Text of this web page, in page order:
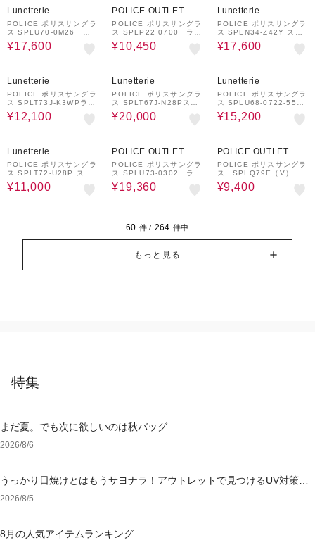
Lunetterie
POLICE ポリスサングラ
ス SPLU70-0M26 ヘ
キサゴンシェイプ
¥17,600
POLICE OUTLET
POLICE ポリスサングラ
ス SPLP22 0700 ラウ
ンドシェイプ
¥10,450
Lunetterie
POLICE ポリスサングラ
ス SPLN34-Z42Y スク
エアシェイプ
¥17,600
Lunetterie
POLICE ポリスサングラ
ス SPLT73J-K3WPラウ
ンド・シェイプ偏光サン
グラス
¥12,100
Lunetterie
POLICE ポリスサングラ
ス SPLT67J-N28Pスク
エア・シェイプ偏光サン
グラス
¥20,000
Lunetterie
POLICE ポリスサングラ
ス SPLU68-0722-55
スクエアシェイプ
¥15,200
Lunetterie
POLICE ポリスサングラ
ス SPLT72-U28P スク
エアシェイプ偏光サング
ラス
¥11,000
POLICE OUTLET
POLICE ポリスサングラ
ス SPLU73-0302 ラウ
ンドシェイプ
¥19,360
POLICE OUTLET
POLICE ポリスサングラ
ス SPLQ79E（V） Z4
2Pスクエアシェイプ
¥9,400
60 件 / 264 件中
もっと見る
特集
まだ夏。でも次に欲しいのは秋バッグ
2026/8/6
うっかり日焼けとはもうサヨナラ！アウトレットで見つけるUV対策ウ
ェア
2026/8/5
8月の人気アイテムランキング